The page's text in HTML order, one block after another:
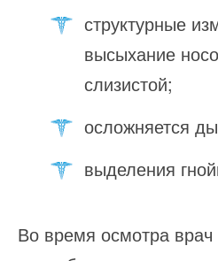
структурные
высыхание
слизистой;
осложняется
выделения
Во время осмотра